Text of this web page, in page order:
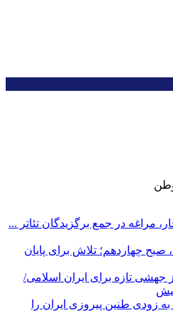
مراغه در جمع برگزیدگان تئاتر ...
صبح چهاردهم؛ تلاش برای پایان
جهشی تازه برای ایران اسلامی/
زودی طنین پیروزی ایران را